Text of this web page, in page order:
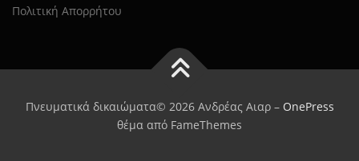
Πολιτική Απορρήτου
Πνευματικά δικαιώματα© 2026 Ανδρέας Αιαρ – OnePress
θέμα από FameThemes